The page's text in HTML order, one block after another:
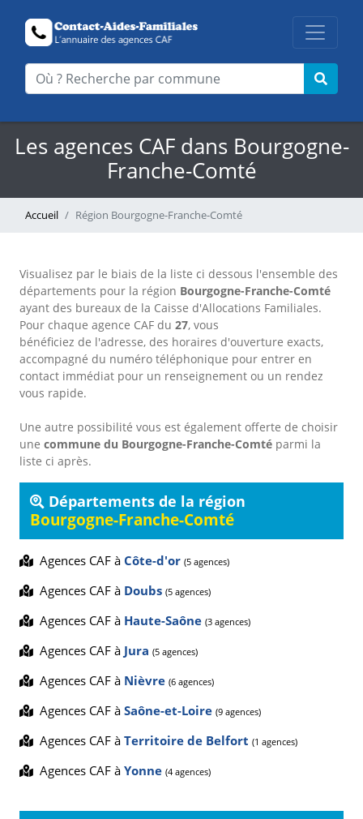
Les agences CAF dans Bourgogne-
Franche-Comté
Accueil Région Bourgogne-Franche-Comté
Visualisez par le biais de la liste ci dessous l'ensemble des
départements pour la région Bourgogne-Franche-Comté
ayant des bureaux de la Caisse d'Allocations Familiales.
Pour chaque agence CAF du 27, vous
bénéficiez de l'adresse, des horaires d'ouverture exacts,
accompagné du numéro téléphonique pour entrer en
contact immédiat pour un renseignement ou un rendez
vous rapide.
Une autre possibilité vous est également offerte de choisir
une commune du Bourgogne-Franche-Comté parmi la
liste ci après.
Départements de la région
Bourgogne-Franche-Comté
Agences CAF à Côte-d'or (5 agences)
Agences CAF à Doubs (5 agences)
Agences CAF à Haute-Saône (3 agences)
Agences CAF à Jura (5 agences)
Agences CAF à Nièvre (6 agences)
Agences CAF à Saône-et-Loire (9 agences)
Agences CAF à Territoire de Belfort (1 agences)
Agences CAF à Yonne (4 agences)